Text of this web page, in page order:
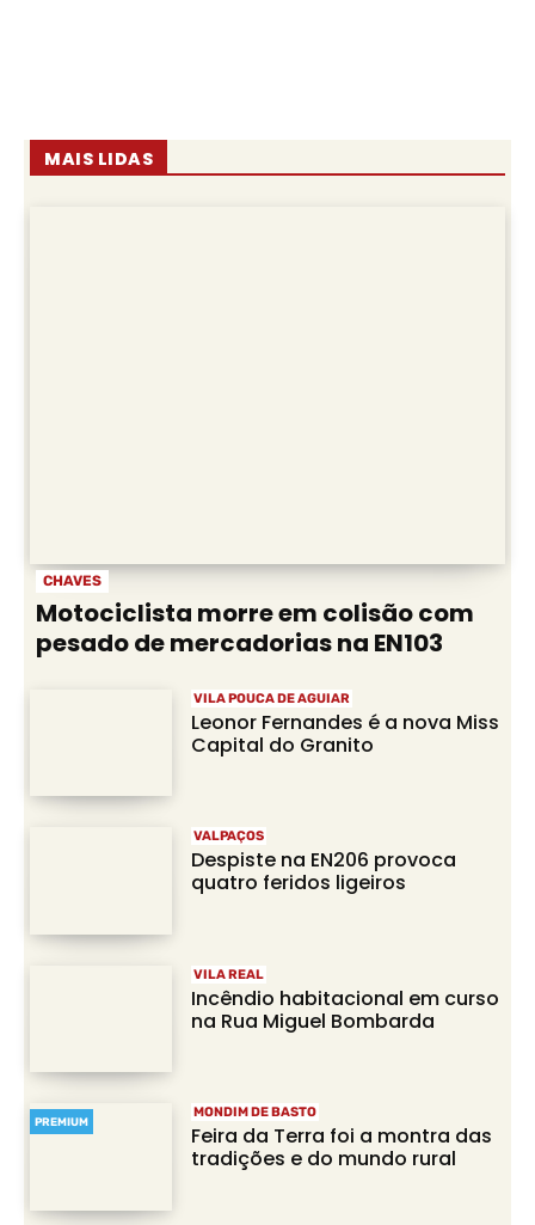
MAIS LIDAS
CHAVES
Motociclista morre em colisão com
pesado de mercadorias na EN103
VILA POUCA DE AGUIAR
Leonor Fernandes é a nova Miss
Capital do Granito
VALPAÇOS
Despiste na EN206 provoca
quatro feridos ligeiros
VILA REAL
Incêndio habitacional em curso
na Rua Miguel Bombarda
PREMIUM
MONDIM DE BASTO
Feira da Terra foi a montra das
tradições e do mundo rural